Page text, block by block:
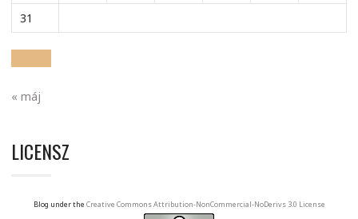
31
« máj
LICENSZ
Blog under the Creative Commons Attribution-NonCommercial-NoDerivs 3.0 License